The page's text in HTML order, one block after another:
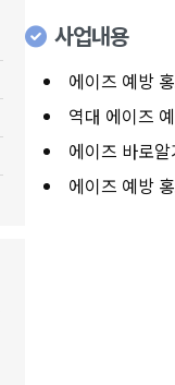
사업내용
에이즈 예방
역대 에이즈
에이즈 바로
에이즈 예방